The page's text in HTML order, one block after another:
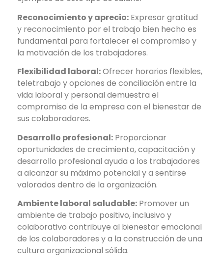
Reconocimiento y aprecio: Expresar gratitud
y reconocimiento por el trabajo bien hecho es
fundamental para fortalecer el compromiso y
la motivación de los trabajadores.
Flexibilidad laboral:Ofrecer horarios flexibles,
teletrabajo y opciones de conciliación entre la
vida laboral y personal demuestra el
compromiso de la empresa con el bienestar de
sus colaboradores.
Desarrollo profesional: Proporcionar
oportunidades de crecimiento, capacitación y
desarrollo profesional ayuda a los trabajadores
a alcanzar su máximo potencial y a sentirse
valorados dentro de la organización.
Ambiente laboral saludable: Promover un
ambiente de trabajo positivo, inclusivo y
colaborativo contribuye al bienestar emocional
de los colaboradores y a la construcción de una
cultura organizacional sólida.